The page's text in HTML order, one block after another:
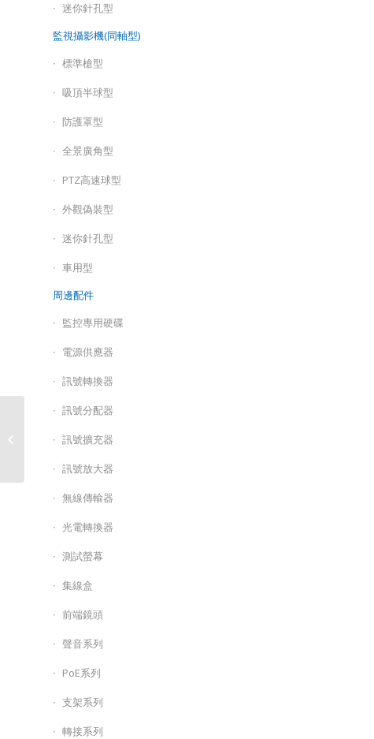
迷你針孔型
監視攝影機(同軸型)
標準槍型
吸頂半球型
防護罩型
全景廣角型
PTZ高速球型
外觀偽裝型
迷你針孔型
車用型
周邊配件
監控專用硬碟
電源供應器
訊號轉換器
訊號分配器
訊號擴充器
訊號放大器
無線傳輸器
光電轉換器
測試螢幕
集線盒
前端鏡頭
聲音系列
PoE系列
支架系列
轉接系列
素變焦槍型網路攝影機